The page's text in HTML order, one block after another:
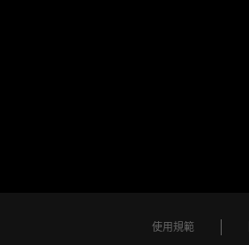
使用規範